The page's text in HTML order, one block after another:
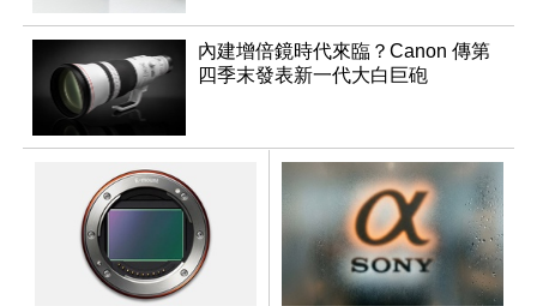
內建增倍鏡時代來臨？Canon 傳第
四季末發表新一代大白巨砲